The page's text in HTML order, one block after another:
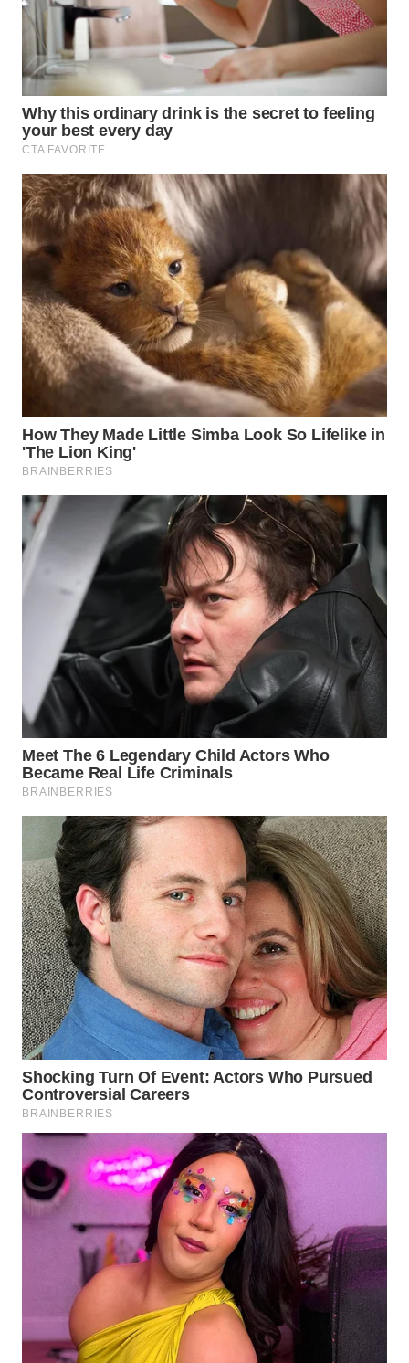
WN
NATUNA
WN
BINTAN
MANDALIKA
WN
LIKUPANG
WN
LABUANBAJO
WN
BORNEO
Wahana
Media
Group
WAHANA
NEWS
WAHANA
TANI
WAHANA
ADVOKAT
WAHANA
INFRASTRUKTUR
WAHANA
KONSUMEN
WAHANA
LISTRIK
WAHANA
TRAVEL
WAHANA
TV
WAHANANEWS
ID
WAHANANEWS
CO ID
WAHANANEWS
WAHANA
WAHANA
UMKM